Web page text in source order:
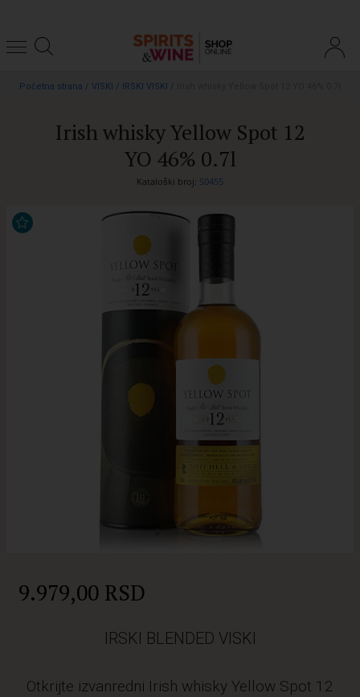
Početna strana / VISKI / IRSKI VISKI /
Irish whisky Yellow Spot 12
YO 46% 0.7l
Kataloški broj: S0455
9.979,00 RSD
IRSKI BLENDED VISKI
Otkrijte izvanredni Irish whisky Yellow Spot 12